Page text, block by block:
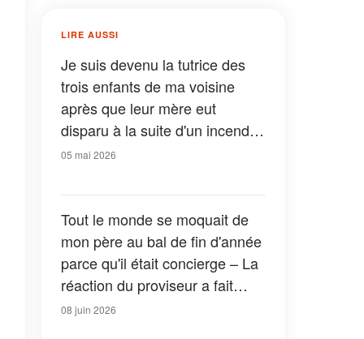
LIRE AUSSI
Je suis devenu la tutrice des
trois enfants de ma voisine
après que leur mère eut
disparu à la suite d'un incendie
– Dix ans plus tard, j'ai appris
05 mai 2026
Tout le monde se moquait de
mon père au bal de fin d'année
parce qu'il était concierge – La
réaction du proviseur a fait
disparaître tous les sourires
08 juin 2026